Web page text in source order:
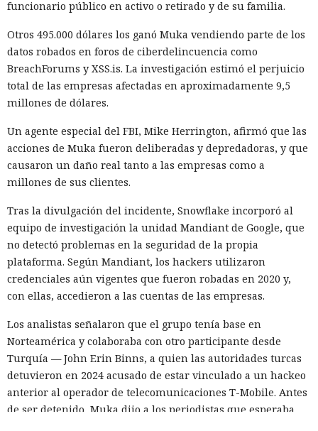
funcionario público en activo o retirado y de su familia.
Otros 495.000 dólares los ganó Muka vendiendo parte de los
datos robados en foros de ciberdelincuencia como
BreachForums y XSS.is. La investigación estimó el perjuicio
total de las empresas afectadas en aproximadamente 9,5
millones de dólares.
Un agente especial del FBI, Mike Herrington, afirmó que las
acciones de Muka fueron deliberadas y depredadoras, y que
causaron un daño real tanto a las empresas como a
millones de sus clientes.
Tras la divulgación del incidente, Snowflake incorporó al
equipo de investigación la unidad Mandiant de Google, que
no detectó problemas en la seguridad de la propia
plataforma. Según Mandiant, los hackers utilizaron
credenciales aún vigentes que fueron robadas en 2020 y,
con ellas, accedieron a las cuentas de las empresas.
Los analistas señalaron que el grupo tenía base en
Norteamérica y colaboraba con otro participante desde
Turquía — John Erin Binns, a quien las autoridades turcas
detuvieron en 2024 acusado de estar vinculado a un hackeo
anterior al operador de telecomunicaciones T-Mobile. Antes
de ser detenido, Muka dijo a los periodistas que esperaba